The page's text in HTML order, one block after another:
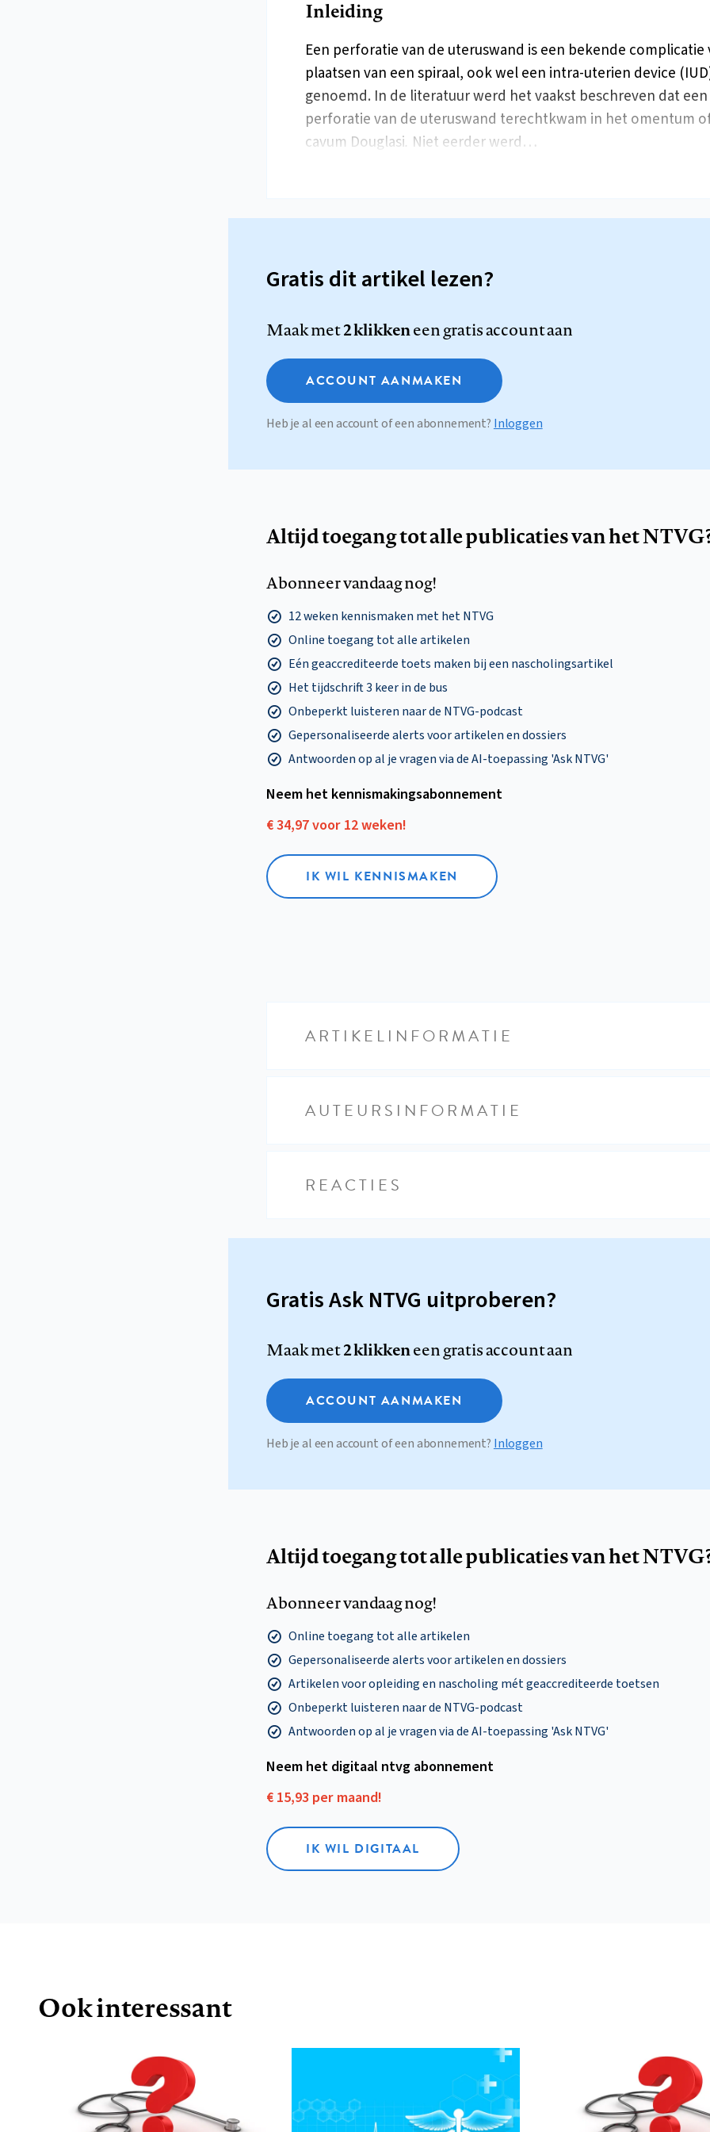
Inleiding
Een perforatie van de uteruswand is een bekende complicatie
plaatsen van een spiraal, ook wel een intra-uterien device
genoemd. In de literatuur werd het vaakst beschreven dat een
perforatie van de uteruswand terechtkwam in het omentum
cavum Douglasi. Niet eerder werd…
Gratis dit artikel lezen?
Maak met2 klikkeneen gratis account aan
ACCOUNT AANMAKEN
Heb je al een account of een abonnement? Inloggen
Altijd toegang tot alle publicaties van het
Abonneer vandaag nog!
12 weken kennismaken met het NTVG
Online toegang tot alle artikelen
Eén geaccrediteerde toets maken bij een nascholingsartikel
Het tijdschrift 3 keer in de bus
Onbeperkt luisteren naar de NTVG-podcast
Gepersonaliseerde alerts voor artikelen en dossiers
Antwoorden op al je vragen via de AI-toepassing 'Ask NTVG'
Neem het kennismakings­abonnement
€ 34,97 voor 12 weken!
IK WIL KENNISMAKEN
ARTIKELINFORMATIE
AUTEURSINFORMATIE
REACTIES
Gratis Ask NTVG uitproberen?
Maak met2 klikkeneen gratis account aan
ACCOUNT AANMAKEN
Heb je al een account of een abonnement? Inloggen
Altijd toegang tot alle publicaties van het
Abonneer vandaag nog!
Online toegang tot alle artikelen
Gepersonaliseerde alerts voor artikelen en dossiers
Artikelen voor opleiding en nascholing mét geaccrediteerde toetsen
Onbeperkt luisteren naar de NTVG-podcast
Antwoorden op al je vragen via de AI-toepassing 'Ask NTVG'
Neem het digitaal ntvg abonnement
€ 15,93 per maand!
IK WIL DIGITAAL
Ook interessant